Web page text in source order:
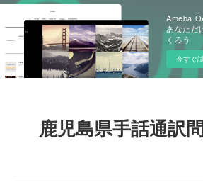
Ameba
あなただ
くろう
今すぐ
鹿児島県手話通訳